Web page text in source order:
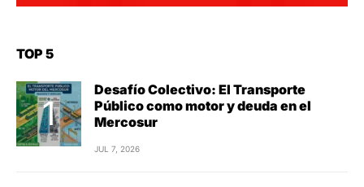
TOP 5
Desafío Colectivo: El Transporte
Público como motor y deuda en el
Mercosur
JUL 7, 2026